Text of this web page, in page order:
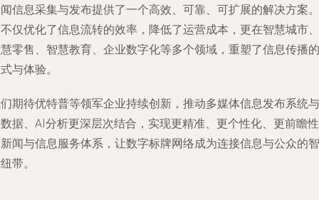
信息采集与发布提供了一个高效、可靠、可扩展的解决方案。
仅优化了信息流转的效率，降低了运营成本，更在智慧城市、
零售、智慧教育、企业数字化等多个领域，重塑了信息传播的
与体验。
期待优特普等领军企业持续创新，推动多媒体信息发布系统与
据、AI分析更深层次结合，实现更精准、更个性化、更前瞻性
闻与信息服务体系，让数字标牌网络成为连接信息与公众的智
带。